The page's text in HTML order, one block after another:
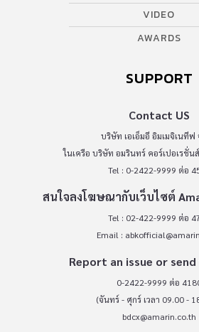
VIDEO
AWARDS
SUPPORT
Contact US
บริษัท เอเอ็มอี อิมเมจิเนทีฟ
ในเครือ บริษัท อมรินทร์ คอร์เปอเรชั่
Tel : 0-2422-9999 ต่อ
สนใจลงโฆษณากับเว็บไซต์
Tel : 02-422-9999 ต่อ
Email :
Report an issue or
0-2422-9999 ต่อ
(จันทร์ - ศุกร์ เวลา 09.00 -
bdcx@amarin.co.th